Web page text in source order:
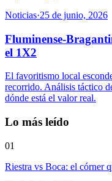
Noticias·25 de junio, 2026
Fluminense-
el 1X2
El favoritismo local
recorrido. Análisis táctico
dónde está el valor real.
Lo más leído
01
Riestra vs Boca: el córner